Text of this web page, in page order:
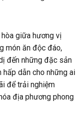
giữa hương vị
món ăn độc đáo,
đến những đặc sản
hấp dẫn cho những ai
để trải nghiệm
địa phương phong